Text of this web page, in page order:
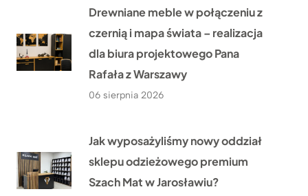
Drewniane meble w połączeniu z
czernią i mapa świata – realizacja
dla biura projektowego Pana
Rafała z Warszawy
06 sierpnia 2026
Jak wyposażyliśmy nowy oddział
sklepu odzieżowego premium
Szach Mat w Jarosławiu?